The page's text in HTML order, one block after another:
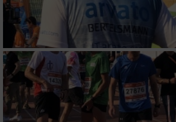
Messung der Performance von Inhalten
Analyse von Zielgruppen durch
oder Kombinationen von Daten aus
verschiedenen Quellen
Entwicklung und Verbesserung der